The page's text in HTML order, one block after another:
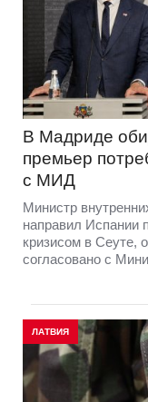
В Мадриде
премьер
с МИД
Министр
направил Испании
кризисом в Сеуте,
согласовано с
ЛАТВИЯ